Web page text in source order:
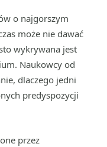
o najgorszym
może nie dawać
wykrywana jest
Naukowcy od
dlaczego jedni
predyspozycji
przez